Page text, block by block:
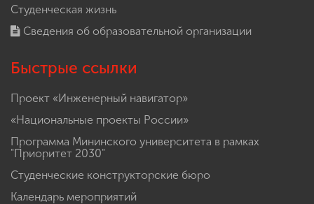
Студенческая жизнь
Сведения об образовательной организации
Быстрые ссылки
Проект «Инженерный навигатор»
«Национальные проекты России»
Программа Мининского университета в рамках
"Приоритет 2030"
Студенческие конструкторские бюро
Календарь мероприятий